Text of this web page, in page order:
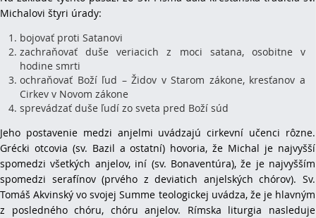
Michalovi štyri úrady:
bojovať proti Satanovi
zachraňovať duše veriacich z moci satana, osobitne v
hodine smrti
ochraňovať Boží ľud – Židov v Starom zákone, kresťanov a
Cirkev v Novom zákone
sprevádzať duše ľudí zo sveta pred Boží súd
Jeho postavenie medzi anjelmi uvádzajú cirkevní učenci rôzne.
Grécki otcovia (sv. Bazil a ostatní) hovoria, že Michal je najvyšší
spomedzi všetkých anjelov, iní (sv. Bonaventúra), že je najvyšším
spomedzi serafínov (prvého z deviatich anjelských chórov). Sv.
Tomáš Akvinský vo svojej Summe teologickej uvádza, že je hlavným
z posledného chóru, chóru anjelov. Rímska liturgia nasleduje